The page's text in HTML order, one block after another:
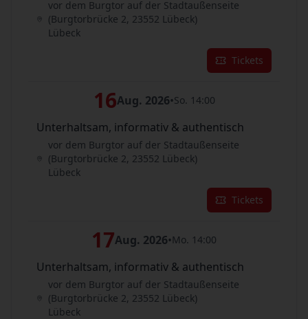
vor dem Burgtor auf der Stadtaußenseite
(Burgtorbrücke 2, 23552 Lübeck)
Lübeck
Tickets
16Aug. 2026•So. 14:00
Unterhaltsam, informativ & authentisch
vor dem Burgtor auf der Stadtaußenseite
(Burgtorbrücke 2, 23552 Lübeck)
Lübeck
Tickets
17Aug. 2026•Mo. 14:00
Unterhaltsam, informativ & authentisch
vor dem Burgtor auf der Stadtaußenseite
(Burgtorbrücke 2, 23552 Lübeck)
Lübeck